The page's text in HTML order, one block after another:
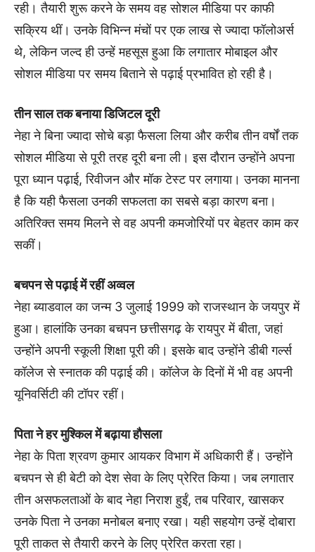
रही। तैयारी शुरू करने के समय वह सोशल मीडिया पर काफी
सक्रिय थीं। उनके विभिन्न मंचों पर एक लाख से ज्यादा फॉलोअर्स
थे, लेकिन जल्द ही उन्हें महसूस हुआ कि लगातार मोबाइल और
सोशल मीडिया पर समय बिताने से पढ़ाई प्रभावित हो रही है।
तीन साल तक बनाया डिजिटल दूरी
नेहा ने बिना ज्यादा सोचे बड़ा फैसला लिया और करीब तीन वर्षों तक
सोशल मीडिया से पूरी तरह दूरी बना ली। इस दौरान उन्होंने अपना
पूरा ध्यान पढ़ाई, रिवीजन और मॉक टेस्ट पर लगाया। उनका मानना
है कि यही फैसला उनकी सफलता का सबसे बड़ा कारण बना।
अतिरिक्त समय मिलने से वह अपनी कमजोरियों पर बेहतर काम कर
सकीं।
बचपन से पढ़ाई में रहीं अव्वल
नेहा ब्याडवाल का जन्म 3 जुलाई 1999 को राजस्थान के जयपुर में
हुआ। हालांकि उनका बचपन छत्तीसगढ़ के रायपुर में बीता, जहां
उन्होंने अपनी स्कूली शिक्षा पूरी की। इसके बाद उन्होंने डीबी गर्ल्स
कॉलेज से स्नातक की पढ़ाई की। कॉलेज के दिनों में भी वह अपनी
यूनिवर्सिटी की टॉपर रहीं।
पिता ने हर मुश्किल में बढ़ाया हौसला
नेहा के पिता श्रवण कुमार आयकर विभाग में अधिकारी हैं। उन्होंने
बचपन से ही बेटी को देश सेवा के लिए प्रेरित किया। जब लगातार
तीन असफलताओं के बाद नेहा निराश हुईं, तब परिवार, खासकर
उनके पिता ने उनका मनोबल बनाए रखा। यही सहयोग उन्हें दोबारा
पूरी ताकत से तैयारी करने के लिए प्रेरित करता रहा।